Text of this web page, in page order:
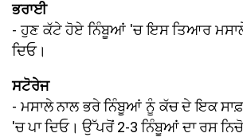
ਭਰਾਈ
- ਹੁਣ ਕੱਟੇ ਹੋਏ ਨਿੰਬੂਆਂ 'ਚ ਇਸ ਤਿਆਰ
ਦਿਓ।
ਸਟੋਰੇਜ
- ਮਸਾਲੇ ਨਾਲ ਭਰੇ ਨਿੰਬੂਆਂ ਨੂੰ ਕੱਚ ਦੇ ਇਕ
'ਚ ਪਾ ਦਿਓ। ਉੱਪਰੋਂ 2-3 ਨਿੰਬੂਆਂ ਦਾ ਰਸ